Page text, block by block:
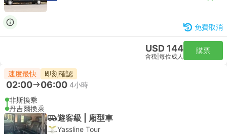
免費取消
USD 144
含税 每位成人
購票
速度最快 即刻確認
02:00 06:00 4小時
非斯換乘
丹吉爾換乘
遊客級 | 廂型車
Yassline Tour